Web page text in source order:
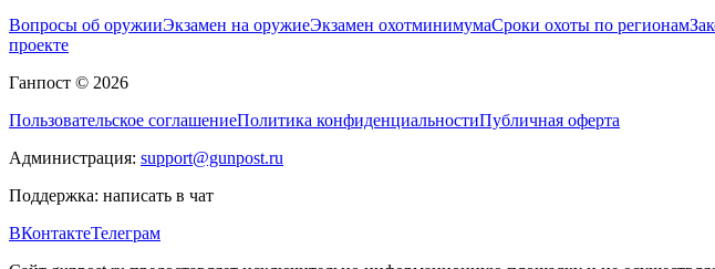
Вопросы об оружииЭкзамен на оружиеЭкзамен охотминимумаСроки охоты по регионам
проекте
Ганпост © 2026
Пользовательское соглашениеПолитика конфиденциальностиПубличная оферта
Администрация: support@gunpost.ru
Поддержка: написать в чат
ВКонтактеТелеграм